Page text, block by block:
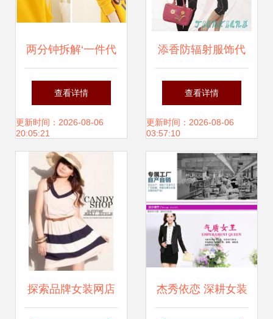
两分钟拆解‘一件代
发’生意经 抓绒字
母印花长款卫衣厂
家的隐藏秘密与带
货骚操作
查看详情
更新时间：2026-08-06
20:05:21
添香防辐射服饰代
理机会 健康防护市
场的新蓝海
查看详情
更新时间：2026-08-06
03:57:10
探索品牌女装网店 杰秀依恋 深耕女装